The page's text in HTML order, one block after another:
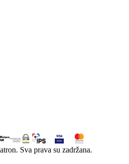
Sva prava su zadržana.